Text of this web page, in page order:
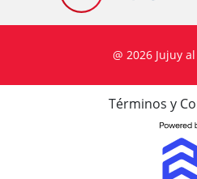
@ 2026 Jujuy
Términos y